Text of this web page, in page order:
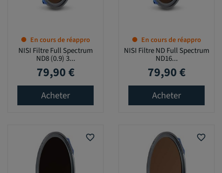
En cours de réappro
NISI Filtre Full Spectrum
ND8 (0.9) 3...
Prix
79,90 €
Acheter
En cours de réappro
NISI Filtre ND Full Spectrum
ND16...
Prix
79,90 €
Acheter
favorite_border favorite_border